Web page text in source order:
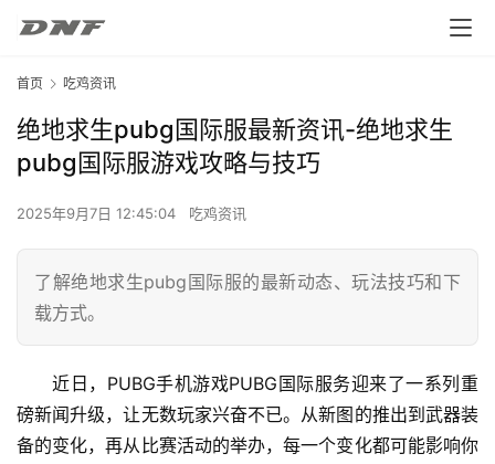
首页 吃鸡资讯
绝地求生pubg国际服最新资讯-绝地求生
pubg国际服游戏攻略与技巧
2025年9月7日 12:45:04 吃鸡资讯
了解绝地求生pubg国际服的最新动态、玩法技巧和下
载方式。
近日，PUBG手机游戏PUBG国际服务迎来了一系列重
磅新闻升级，让无数玩家兴奋不已。从新图的推出到武器装
备的变化，再从比赛活动的举办，每一个变化都可能影响你